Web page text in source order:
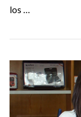
los …